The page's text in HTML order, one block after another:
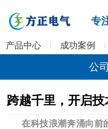
专
产品中心 成功案例
公
跨越千里，开启
在科技浪潮奔涌向前